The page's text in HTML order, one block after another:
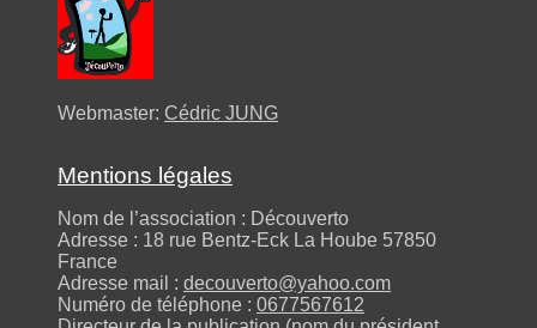
Webmaster: Cédric JUNG
Mentions légales
Nom de l’association : Découverto
Adresse : 18 rue Bentz-Eck La Hoube 57850
France
Adresse mail : decouverto@yahoo.com
Numéro de téléphone : 0677567612